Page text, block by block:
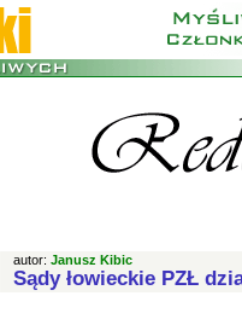
autor: Janusz Kibic
Sądy łowieckie PZŁ